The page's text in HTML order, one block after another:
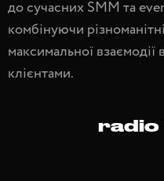
до сучасних SMM та
комбінуючи
максимальної
клієнтами.
radio